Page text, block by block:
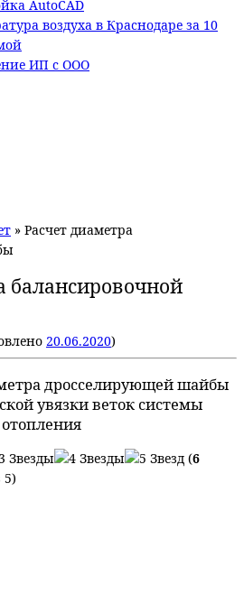
AutoCAD
воздуха в Краснодаре за 10
ИП с ООО
» Расчет диаметра
балансировочной
20.06.2020)
дросселирующей шайбы
увязки веток системы
отопления
(6
5)